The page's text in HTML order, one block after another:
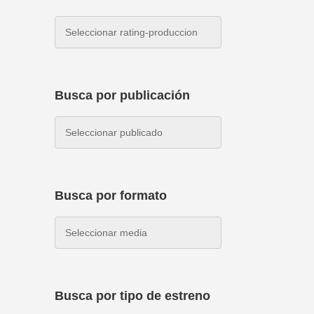
Busca por publicación
Busca por formato
Busca por tipo de estreno